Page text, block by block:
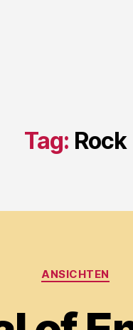
Tag: Rock
Categories
ANSICHTEN